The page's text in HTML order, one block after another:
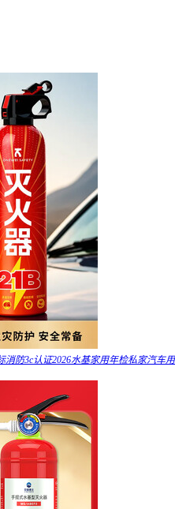
消防3c认证2026水基家用年检私家汽车用